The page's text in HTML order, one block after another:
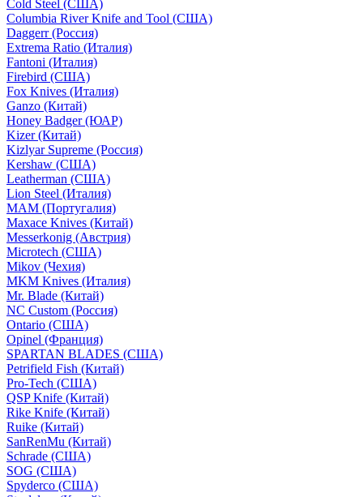
Cold Steel (США)
Columbia River Knife and Tool (США)
Daggerr (Россия)
Extrema Ratio (Италия)
Fantoni (Италия)
Firebird (США)
Fox Knives (Италия)
Ganzo (Китай)
Honey Badger (ЮАР)
Kizer (Китай)
Kizlyar Supreme (Россия)
Kershaw (США)
Leatherman (США)
Lion Steel (Италия)
MAM (Португалия)
Maxace Knives (Китай)
Messerkonig (Австрия)
Microtech (США)
Mikov (Чехия)
MKM Knives (Италия)
Mr. Blade (Китай)
NC Custom (Россия)
Ontario (США)
Opinel (Франция)
SPARTAN BLADES (США)
Petrifield Fish (Китай)
Pro-Tech (США)
QSP Knife (Китай)
Rike Knife (Китай)
Ruike (Китай)
SanRenMu (Китай)
Schrade (США)
SOG (США)
Spyderco (США)